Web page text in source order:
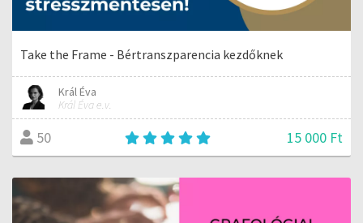
Take the Frame - Bértranszparencia kezdőknek
Král Éva
Král Éva e.v.
50 15 000 Ft